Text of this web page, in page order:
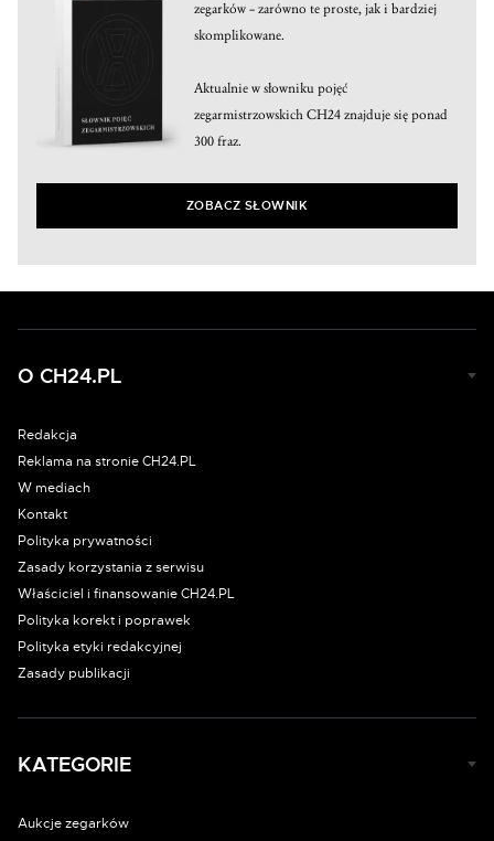
zegarków – zarówno te proste, jak i bardziej
skomplikowane.
Aktualnie w słowniku pojęć
zegarmistrzowskich CH24 znajduje się ponad
300 fraz.
ZOBACZ SŁOWNIK
O CH24.PL
Redakcja
Reklama na stronie CH24.PL
W mediach
Kontakt
Polityka prywatności
Zasady korzystania z serwisu
Właściciel i finansowanie CH24.PL
Polityka korekt i poprawek
Polityka etyki redakcyjnej
Zasady publikacji
KATEGORIE
Aukcje zegarków